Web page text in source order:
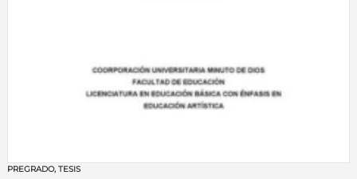
PREGRADO, TESIS